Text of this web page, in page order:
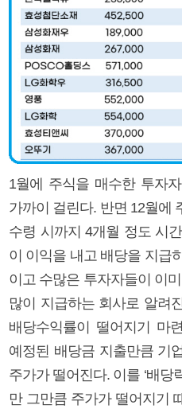
1월에 주식을 매수한 투자
가까이 걸린다. 반면 12월에
수령 시까지 4개월 정도 시
이 이익을 내고 배당을 지급
이고 수많은 투자자들이 이
많이 지급하는 회사로 알려
배당수익률이 떨어지기 마
예정된 배당금 지출만큼 기
주가가 떨어진다. 이를 ‘배당
만 그만큼 주가가 떨어지기